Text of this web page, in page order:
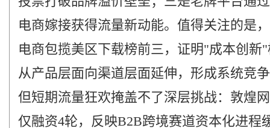
电商嫁接获得流量新动能。值得关注的是
电商包揽美区下载榜前三，证明"成本创新
从产品层面向渠道层面延伸，形成系统竞
但短期流量狂欢掩盖不了深层挑战：敦煌
仅融资4轮，反映B2B跨境赛道资本化进程